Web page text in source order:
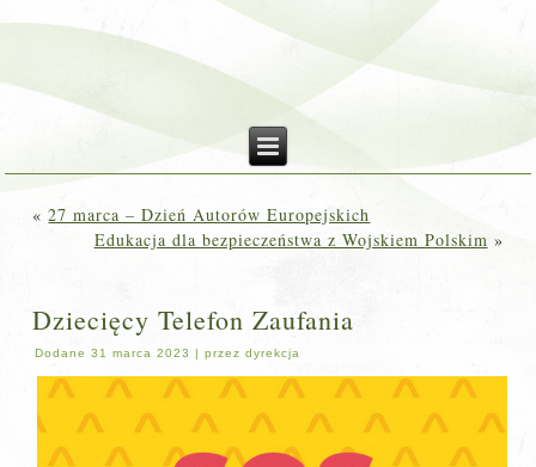
«27 marca – Dzień Autorów Europejskich
Edukacja dla bezpieczeństwa z Wojskiem Polskim »
Dziecięcy Telefon Zaufania
Dodane 31 marca 2023 |przez dyrekcja